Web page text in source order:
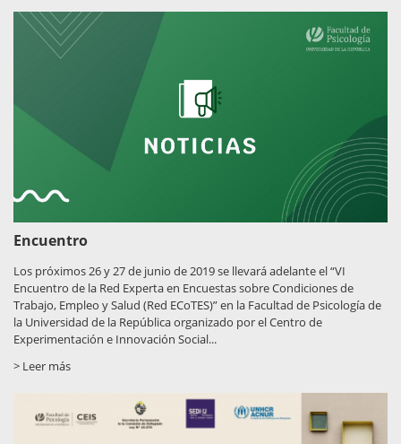
Encuentro
Los próximos 26 y 27 de junio de 2019 se llevará adelante el “VI
Encuentro de la Red Experta en Encuestas sobre Condiciones de
Trabajo, Empleo y Salud (Red ECoTES)” en la Facultad de Psicología de
la Universidad de la República organizado por el Centro de
Experimentación e Innovación Social...
> Leer más